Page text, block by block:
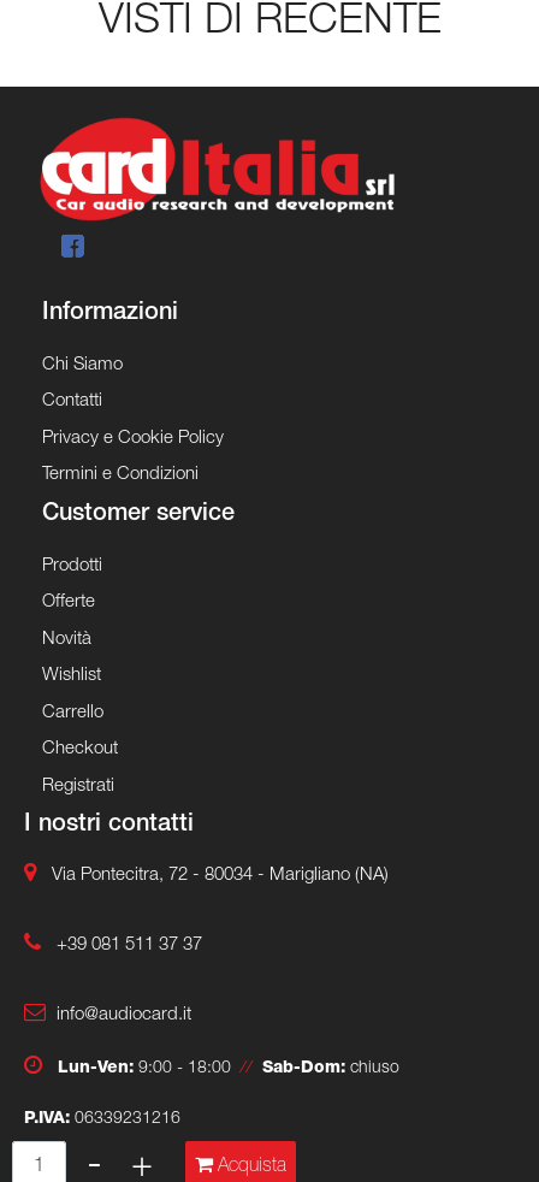
Acquista
VISTI DI RECENTE
Informazioni
Chi Siamo
Contatti
Privacy e Cookie Policy
Termini e Condizioni
Customer service
Prodotti
Offerte
Novità
Wishlist
Carrello
Checkout
Registrati
I nostri contatti
Via Pontecitra, 72 - 80034 - Marigliano (NA)
+39 081 511 37 37
info@audiocard.it
Lun-Ven: 9:00 - 18:00// Sab-Dom: chiuso
P.IVA: 06339231216